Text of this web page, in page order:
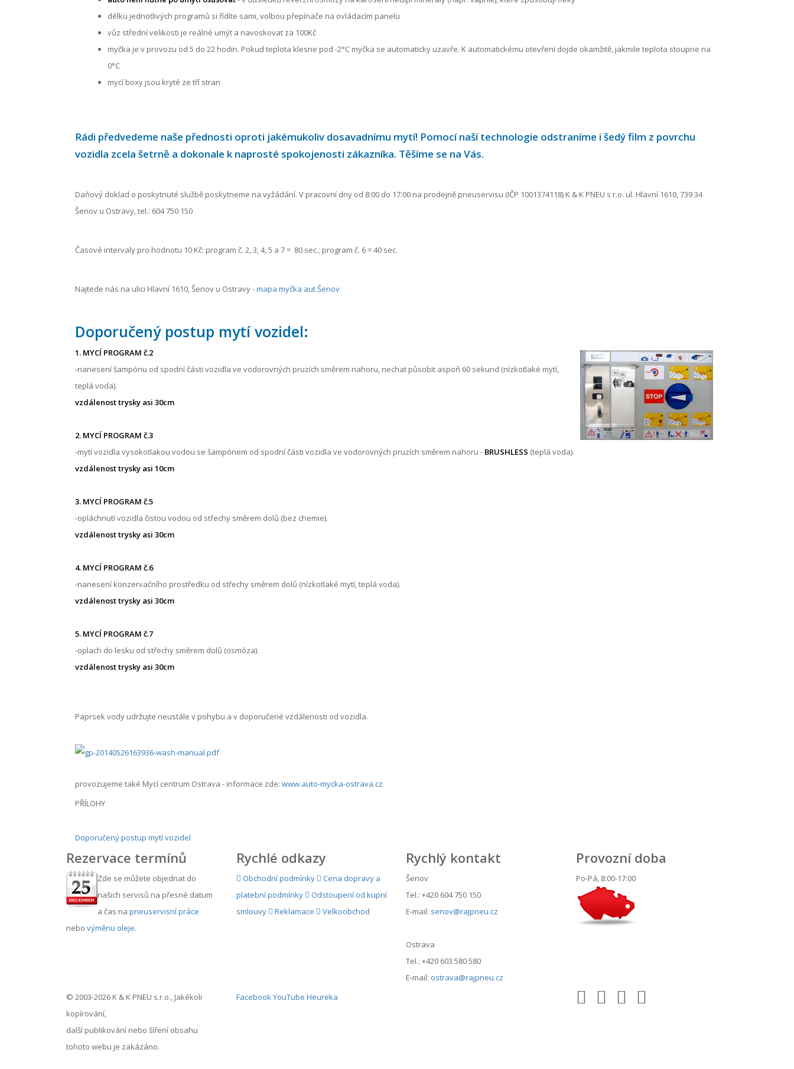
délku jednotlivých programů si řídíte sami, volbou přepínače na ovládacím panelu
vůz střední velikosti je reálné umýt a navoskovat za 100Kč
myčka je v provozu od 5 do 22 hodin. Pokud teplota klesne pod -2°C myčka se automaticky uzavře. K automatickému otevření dojde okamžitě, jakmile teplota stoupne na
0°C
mycí boxy jsou kryté ze tří stran
Rádi předvedeme naše přednosti oproti jakémukoliv dosavadnímu mytí! Pomocí naší technologie odstraníme i šedý film z povrchu
vozidla zcela šetrně a dokonale k naprosté spokojenosti zákazníka. Těšíme se na Vás.
Daňový doklad o poskytnuté službě poskytneme na vyžádání. V pracovní dny od 8:00 do 17:00 na prodejně pneuservisu (IČP 1001374118) K & K PNEU s r.o. ul. Hlavní 1610, 739 34
Šenov u Ostravy, tel.: 604 750 150
Časové intervaly pro hodnotu 10 Kč: program č. 2, 3, 4, 5 a 7 = 80 sec.; program č. 6 = 40 sec.
Najtede nás na ulici Hlavní 1610, Šenov u Ostravy -mapa myčka aut Šenov
Doporučený postup mytí vozidel:
1. MYCÍ PROGRAM č.2
-nanesení šampónu od spodní části vozidla ve vodorovných pruzích směrem nahoru, nechat působit aspoň 60 sekund (nízkotlaké mytí,
teplá voda).
vzdálenost trysky asi 30cm
2. MYCÍ PROGRAM č.3
-mytí vozidla vysokotlakou vodou se šampónem od spodní části vozidla ve vodorovných pruzích směrem nahoru - BRUSHLESS (teplá voda).
vzdálenost trysky asi 10cm
3. MYCÍ PROGRAM č.5
-opláchnutí vozidla čistou vodou od střechy směrem dolů (bez chemie).
vzdálenost trysky asi 30cm
4. MYCÍ PROGRAM č.6
-nanesení konzervačního prostředku od střechy směrem dolů (nízkotlaké mytí, teplá voda).
vzdálenost trysky asi 30cm
5. MYCÍ PROGRAM č.7
-oplach do lesku od střechy směrem dolů (osmóza).
vzdálenost trysky asi 30cm
Paprsek vody udržujte neustále v pohybu a v doporučené vzdálenosti od vozidla.
provozujeme také Mycí centrum Ostrava - informace zde: www.auto-mycka-ostrava.cz
PŘÍLOHY
Doporučený postup mytí vozidel
Rezervace termínů
Zde se můžete objednat do
našich servisů na přesné datum
a čas na pneuservisní práce
nebo výměnu oleje.
Rychlé odkazy
Obchodní podmínky
Cena dopravy a
platební podmínky
Odstoupení od kupní
smlouvy
Reklamace Velkoobchod
Rychlý kontakt
Šenov
Tel.: +420 604 750 150
E-mail: senov@rajpneu.cz
Ostrava
Tel.: +420 603 580 580
E-mail: ostrava@rajpneu.cz
Provozní doba
Po-Pá, 8:00-17:00
© 2003-2026 K & K PNEU s.r.o., Jakékoli
kopírování,
další publikování nebo šíření obsahu
tohoto webu je zakázáno.
FacebookYouTube Heureka